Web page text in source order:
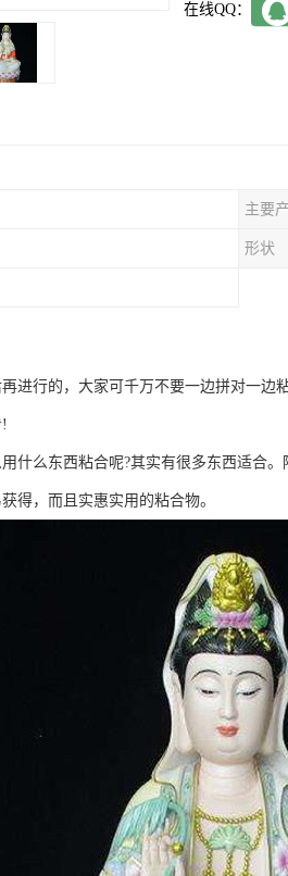
在线QQ：
主要
形状
进行的，大家可千万不要一边拼对一
什么东西粘合呢?其实有很多东西适合
得，而且实惠实用的粘合物。